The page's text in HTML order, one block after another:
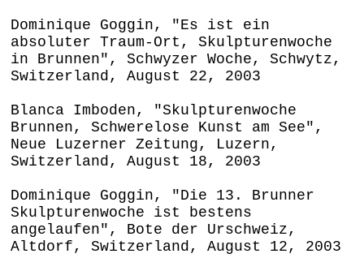
Dominique Goggin, "Es ist ein
absoluter Traum-Ort, Skulpturenwoche
in Brunnen", Schwyzer Woche, Schwytz,
Switzerland, August 22, 2003
Blanca Imboden, "Skulpturenwoche
Brunnen, Schwerelose Kunst am See",
Neue Luzerner Zeitung, Luzern,
Switzerland, August 18, 2003
Dominique Goggin, "Die 13. Brunner
Skulpturenwoche ist bestens
angelaufen", Bote der Urschweiz,
Altdorf, Switzerland, August 12, 2003